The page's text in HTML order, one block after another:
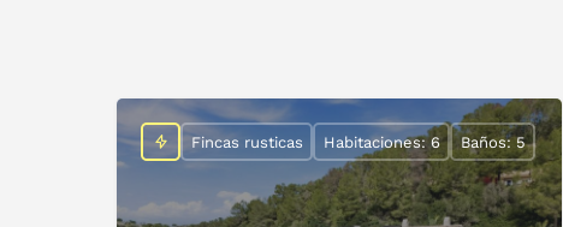
Fincas rusticas Habitaciones: 6 Baños: 5